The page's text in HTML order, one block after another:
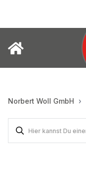
Norbert Woll GmbH